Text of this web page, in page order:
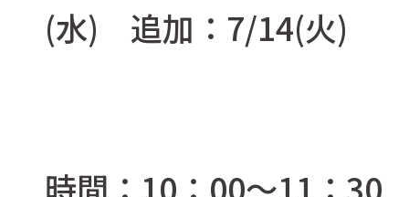
(水) 追加：7/14(火)
時間：10：00～11：30